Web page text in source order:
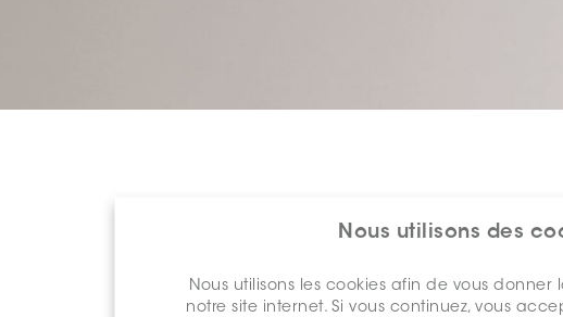
Nous utilisons des
Nous utilisons les cookies afin de vous
notre site internet. Si vous continuez, vous